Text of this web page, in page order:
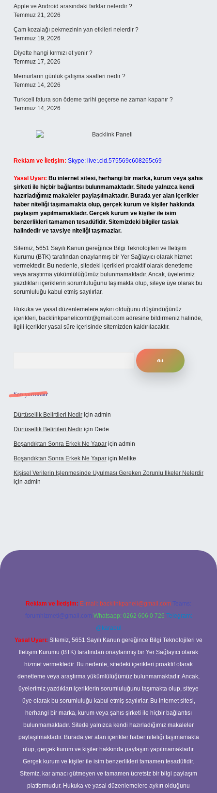
Apple ve Android arasındaki farklar nelerdir ?
Temmuz 21, 2026
Çam kozalağı pekmezinin yan etkileri nelerdir ?
Temmuz 19, 2026
Diyette hangi kırmızı et yenir ?
Temmuz 17, 2026
Memurların günlük çalışma saatleri nedir ?
Temmuz 14, 2026
Turkcell fatura son ödeme tarihi geçerse ne zaman kapanır ?
Temmuz 14, 2026
Reklam ve İletişim: Skype: live:.cid.575569c608265c69
Yasal Uyarı: Bu internet sitesi, herhangi bir marka, kurum veya şahıs
şirketi ile hiçbir bağlantısı bulunmamaktadır. Sitede yalnızca kendi
hazırladığımız makaleler paylaşılmaktadır. Burada yer alan içerikler
haber niteliği taşımamakta olup, gerçek kurum ve kişiler hakkında
paylaşım yapılmamaktadır. Gerçek kurum ve kişiler ile isim
benzerlikleri tamamen tesadüfidir. Sitemizdeki bilgiler taslak
halindedir ve tavsiye niteliği taşımazlar.
Sitemiz, 5651 Sayılı Kanun gereğince Bilgi Teknolojileri ve İletişim
Kurumu (BTK) tarafından onaylanmış bir Yer Sağlayıcı olarak hizmet
vermektedir. Bu nedenle, sitedeki içerikleri proaktif olarak denetleme
veya araştırma yükümlülüğümüz bulunmamaktadır. Ancak, üyelerimiz
yazdıkları içeriklerin sorumluluğunu taşımakta olup, siteye üye olarak bu
sorumluluğu kabul etmiş sayılırlar.
Hukuka ve yasal düzenlemelere aykırı olduğunu düşündüğünüz
içerikleri, backlinkpanelicomtr@gmail.com adresine bildirmeniz halinde,
ilgili içerikler yasal süre içerisinde sitemizden kaldırılacaktır.
Son yorumlar
Dürtüsellik Belirtileri Nedir için admin
Dürtüsellik Belirtileri Nedir için Dede
Boşandıktan Sonra Erkek Ne Yapar için admin
Boşandıktan Sonra Erkek Ne Yapar için Melike
Kişisel Verilerin Işlenmesinde Uyulması Gereken Zorunlu Ilkeler Nelerdir
için admin
Reklam ve İletişim: E-mail: backlinkpaneli@gmail.com Teams:
forumhizmeti@gmail.com Whatsapp: 0262 606 0 726 Telegram:
@karabul
Yasal Uyarı: Sitemiz, 5651 Sayılı Kanun gereğince Bilgi Teknolojileri ve
İletişim Kurumu (BTK) tarafından onaylanmış bir Yer Sağlayıcı olarak
hizmet vermektedir. Bu nedenle, sitedeki içerikleri proaktif olarak
denetleme veya araştırma yükümlülüğümüz bulunmamaktadır. Ancak,
üyelerimiz yazdıkları içeriklerin sorumluluğunu taşımakta olup, siteye
üye olarak bu sorumluluğu kabul etmiş sayılırlar. Bu internet sitesi,
herhangi bir marka, kurum veya şahıs şirketi ile hiçbir bağlantısı
bulunmamaktadır. Sitede yalnızca kendi hazırladığımız makaleler
paylaşılmaktadır. Burada yer alan içerikler haber niteliği taşımamakta
olup, gerçek kurum ve kişiler hakkında paylaşım yapılmamaktadır.
Gerçek kurum ve kişiler ile isim benzerlikleri tamamen tesadüfidir.
Sitemiz, kar amacı gütmeyen ve tamamen ücretsiz bir bilgi paylaşım
platformudur. Hukuka ve yasal düzenlemelere aykırı olduğunu